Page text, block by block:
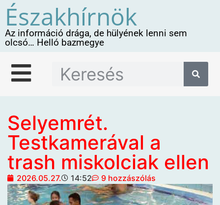
Északhírnök
Az információ drága, de hülyének lenni sem
olcsó… Helló bazmegye
Selyemrét.
Testkamerával a
trash miskolciak ellen
2026.05.27. 14:52 9 hozzászólás